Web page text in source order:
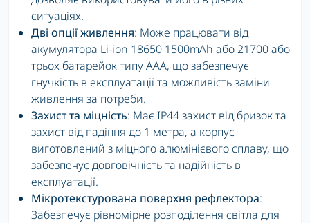
ситуаціях.
Дві опції живлення: Може працювати від
акумулятора Li-ion 18650 1500mAh або 21700 або
трьох батарейок типу AAA, що забезпечує
гнучкість в експлуатації та можливість заміни
живлення за потреби.
Захист та міцність: Має IP44 захист від бризок та
захист від падіння до 1 метра, а корпус
виготовлений з міцного алюмінієвого сплаву, що
забезпечує довговічність та надійність в
експлуатації.
Мікротекстурована поверхня рефлектора:
Забезпечує рівномірне розподілення світла для